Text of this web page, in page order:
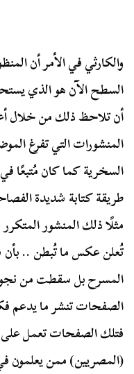
والكارثي في الأمر أن
السطح الآن هو الذي
أن تلاحظ ذلك من خلال
المنشورات التي تفرغ
السخرية كما كان مُتبعًا
طريقة كتابة شديدة
مثلًا ذلك المنشور
تُعلن عكس ما تُبطن ..
المسرح بل سقطت من
الصفحات تنشر ما يدعم
فتلك الصفحات تعمل على
(المصريين) ممن يعلمون